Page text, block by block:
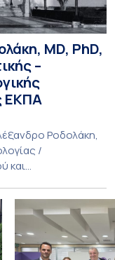
MD, PhD,
–
ΕΚΠΑ
Ροδολάκη,
/
και
Κλινικής,
του υπήρξε
την οποία
Ε.Σ.Υ.